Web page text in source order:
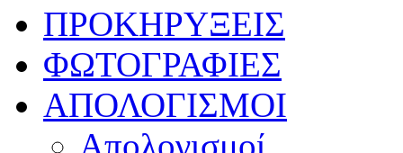
ΠΡΟΚΗΡΥΞΕΙΣ
ΦΩΤΟΓΡΑΦΙΕΣ
ΑΠΟΛΟΓΙΣΜΟΙ
Απολογισμοί